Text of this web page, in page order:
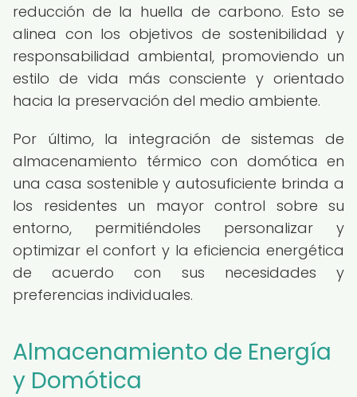
reducción de la huella de carbono. Esto se
alinea con los objetivos de sostenibilidad y
responsabilidad ambiental, promoviendo un
estilo de vida más consciente y orientado
hacia la preservación del medio ambiente.
Por último, la integración de sistemas de
almacenamiento térmico con domótica en
una casa sostenible y autosuficiente brinda a
los residentes un mayor control sobre su
entorno, permitiéndoles personalizar y
optimizar el confort y la eficiencia energética
de acuerdo con sus necesidades y
preferencias individuales.
Almacenamiento de Energía
y Domótica